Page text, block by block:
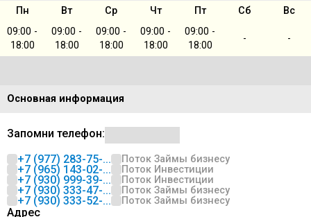
Пн Вт Ср Чт Пт Сб
Вс
09:00 -
18:00
09:00 -
18:00
09:00 -
18:00
09:00 -
18:00
09:00 -
18:00
- -
Основная информация
Запомни телефон:
+7 (977) 283-75-...
Поток Займы бизнесу
+7 (965) 143-02-... Поток Инвестиции
+7 (930) 999-39-... Поток Инвестиции
+7 (930) 333-47-... Поток Займы бизнесу
+7 (930) 333-52-... Поток Займы бизнесу
Адрес